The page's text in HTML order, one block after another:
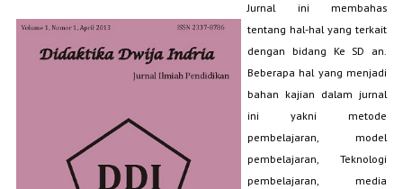
Jurnal ini membahas
tentang hal-hal yang terkait
dengan bidang Ke SD an.
Beberapa hal yang menjadi
bahan kajian dalam jurnal
ini yakni metode
pembelajaran, model
pembelajaran, Teknologi
pembelajaran, media